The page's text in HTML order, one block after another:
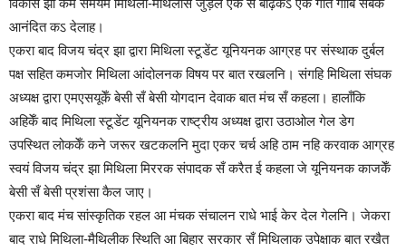
विकास झा कम समयमे मिथिला-मैथिलीसँ जुड़ल एक सं बढ़िकऽ एक गीत गाबि सबके
आनंदित कऽ देलाह।
एकरा बाद विजय चंद्र झा द्वारा मिथिला स्टूडेंट यूनियनक आग्रह पर संस्थाक दुर्बल
पक्ष सहित कमजोर मिथिला आंदोलनक विषय पर बात रखलनि। संगहि मिथिला संघक
अध्यक्ष द्वारा एमएसयूकेँ बेसी सँ बेसी योगदान देवाक बात मंच सँ कहला। हालाँकि
अहिकेँ बाद मिथिला स्टूडेंट यूनियनक राष्ट्रीय अध्यक्ष द्वारा उठाओल गेल डेग
उपस्थित लोककेँ कने जरूर खटकलनि मुदा एकर चर्च अहि ठाम नहि करवाक आग्रह
स्वयं विजय चंद्र झा मिथिला मिररक संपादक सँ करैत ई कहला जे यूनियनक काजकेँ
बेसी सँ बेसी प्रशंसा कैल जाए।
एकरा बाद मंच सांस्कृतिक रहल आ मंचक संचालन राधे भाई केर देल गेलनि। जेकरा
बाद राधे मिथिला-मैथिलीक स्थिति आ बिहार सरकार सँ मिथिलाक उपेक्षाक बात रखैत